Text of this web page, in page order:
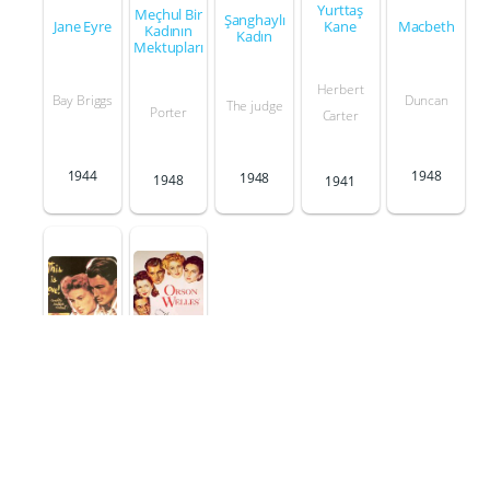
Jane Eyre
Bay Briggs
1944
Meçhul Bir
Kadının
Mektupları
Porter
1948
Şanghaylı
Kadın
The judge
1948
Yurttaş
Kane
Herbert
Carter
1941
Macbeth
Duncan
1948